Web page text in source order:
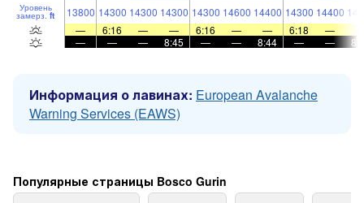
Уровень
замерз. ft 13800 14300 14300 14300 14300 14600 14400 14300 14400
—
6:16 — — 6:16 — — 6:18 —
—
— — 8:45 — — 8:44 — —
Информация о лавинах: European Avalanche
Warning Services (EAWS)
Популярные страницы Bosco Gurin